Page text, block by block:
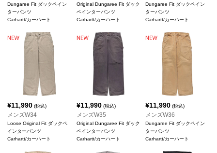
Dungaree Fit ダックペイン
ターパンツ
Carhartt/カーハート
Original Dungaree Fit ダック
ペインターパンツ
Carhartt/カーハート
Dungaree Fit ダックペイン
ターパンツ
Carhartt/カーハート
¥11,990 (税込)
メンズW34
Loose Original Fit ダックペ
インターパンツ
Carhartt/カーハート
¥11,990(税込)
メンズW35
Original Dungaree Fit ダック
ペインターパンツ
Carhartt/カーハート
¥11,990 (税込)
メンズW36
Dungaree Fit ダックペイン
ターパンツ
Carhartt/カーハート